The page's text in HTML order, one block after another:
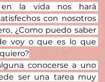
en la vida nos hará
con nosotros
¿Como puedo saber
voy o que es lo que
conocerse a uno
ser una tarea muy